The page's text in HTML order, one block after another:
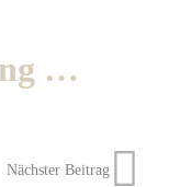
…
Nächster Beitrag